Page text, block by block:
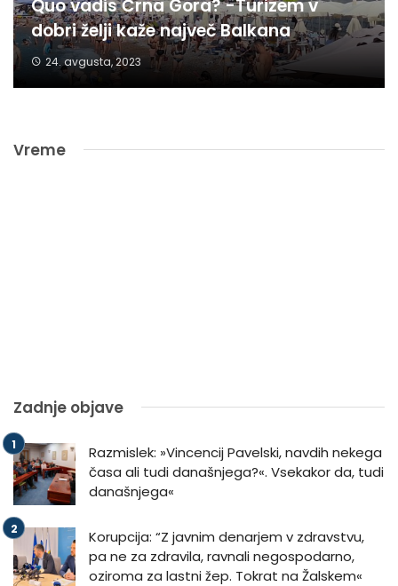
Quo vadis Črna Gora? -Turizem v
dobri želji kaže največ Balkana
24. avgusta, 2023
Vreme
Zadnje objave
Razmislek: »Vincencij Pavelski, navdih nekega
časa ali tudi današnjega?«. Vsekakor da, tudi
današnjega«
Korupcija: “Z javnim denarjem v zdravstvu,
pa ne za zdravila, ravnali negospodarno,
oziroma za lastni žep. Tokrat na Žalskem«